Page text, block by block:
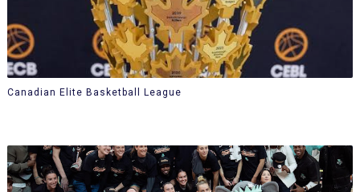
Canadian Elite Basketball League